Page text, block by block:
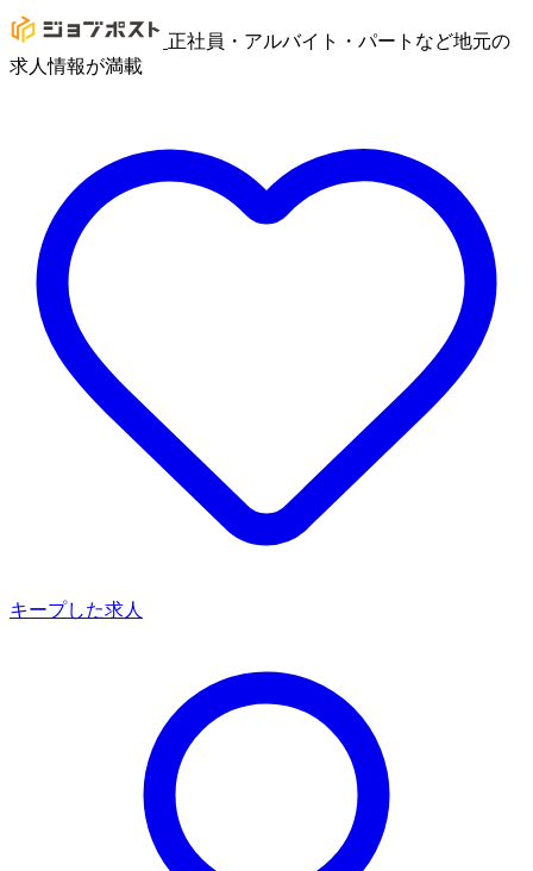
正社員・アルバイト・パートなど地元の
求人情報が満載
キープした求人